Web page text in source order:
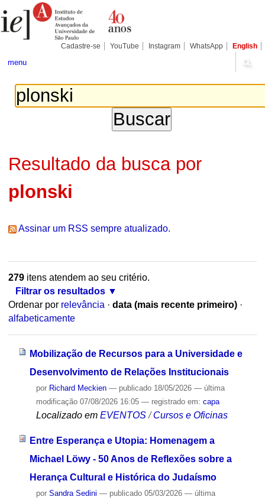
para
conteúdo.
Pessoais
Cadastre-se YouTube Instagram WhatsApp English
menu
Resultado da busca por
plonski
Assinar um RSS sempre atualizado.
279itens atendem ao seu critério.
Filtrar os resultados
Ordenar por relevância · data (mais recente primeiro) ·
alfabeticamente
Mobilização de Recursos para a Universidade e
Desenvolvimento de Relações Institucionais
por Richard Meckien — publicado18/05/2026 — última
modificação07/08/2026 16:05 — registrado em: capa
Localizado em EVENTOS /Cursos e Oficinas
Entre Esperança e Utopia: Homenagem a
Michael Löwy - 50 Anos de Reflexões sobre a
Herança Cultural e Histórica do Judaísmo
por Sandra Sedini — publicado05/03/2026 — última